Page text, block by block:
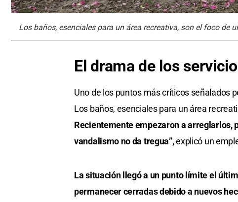
Los baños, esenciales para un área recreativa, son el foco de
El drama de los
Uno de los puntos más críticos señalados
Los baños, esenciales para un área
Recientemente empezaron a arreglarlos,
vandalismo no da tregua”,explicó un
La situación llegó a un punto límite el
permanecer cerradas debido a nuevos